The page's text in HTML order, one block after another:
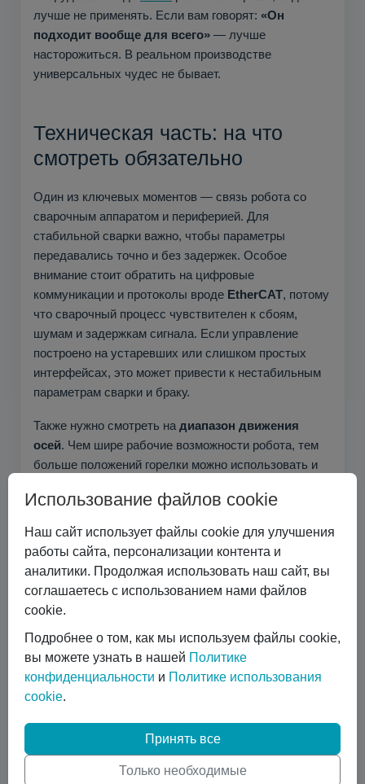
лучше не применять. Если вам говорят: «Он
подходит вообще для всего» — лучше
насторожиться. В реальном производстве
универсальных чудес не бывает.
Техническая часть: на что
смотреть обязательно
Один из ключевых моментов — связь робота со
сварочным аппаратом и периферией. Для
стабильной сварки важно, чтобы параметры
передавались точно и без задержек. Особое
внимание стоит обратить на цифровые
коммуникации и протоколы вроде EtherCAT, потому
что сварочный процесс чувствителен к сбоям,
шумам и задержкам сигнала. Если управление
построено на устаревших или слишком простых
интерфейсах, это может привести к нестабильным
параметрам сварки и браку.
Также нужно смотреть на диапазон движения
осей. Чем шире рабочие возможности робота, тем
больше положений горелки можно использовать и
Иногда небольшая разница в характеристиках
сильно влияет и на удобство работы, и на
стоимость оборудования.
Не превращайте своё
производство в полигон
Самая неприятная ошибка — купить оборудование
у поставщика, который сам ещё не набрался опыта.
В таком случае ваша фабрика может стать для него
учебной площадкой. Он будет разбираться с
ошибками уже на вашем производстве, а платить за
простой, срыв сроков и брак будете вы.
Использование файлов cookie
Наш сайт использует файлы cookie для улучшения
работы сайта, персонализации контента и
аналитики. Продолжая использовать наш сайт, вы
соглашаетесь с использованием нами файлов
cookie.
Подробнее о том, как мы используем файлы cookie,
вы можете узнать в нашей Политике
конфиденциальности и Политике использования
cookie.
Принять все
Только необходимые